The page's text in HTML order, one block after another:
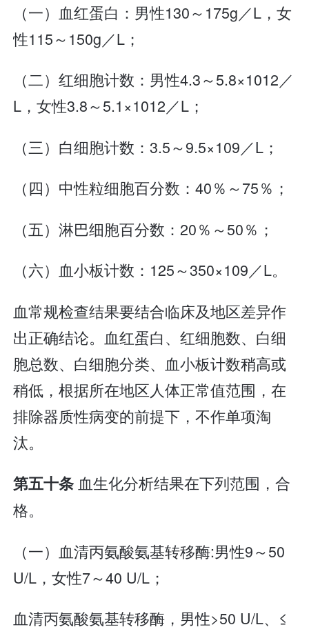
（一）血红蛋白：男性130～175g／L，女
性115～150g／L；
（二）红细胞计数：男性4.3～5.8×1012／
L，女性3.8～5.1×1012／L；
（三）白细胞计数：3.5～9.5×109／L；
（四）中性粒细胞百分数：40％～75％；
（五）淋巴细胞百分数：20％～50％；
（六）血小板计数：125～350×109／L。
血常规检查结果要结合临床及地区差异作
出正确结论。血红蛋白、红细胞数、白细
胞总数、白细胞分类、血小板计数稍高或
稍低，根据所在地区人体正常值范围，在
排除器质性病变的前提下，不作单项淘
汰。
第五十条血生化分析结果在下列范围，合
格。
（一）血清丙氨酸氨基转移酶:男性9～50
U/L，女性7～40 U/L；
血清丙氨酸氨基转移酶，男性>50 U/L、≤